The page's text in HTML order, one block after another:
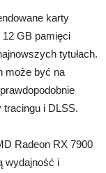
karty
12 GB pamięci
tytułach.
może być na
tracingu i DLSS.
Radeon RX 7900
wydajność i